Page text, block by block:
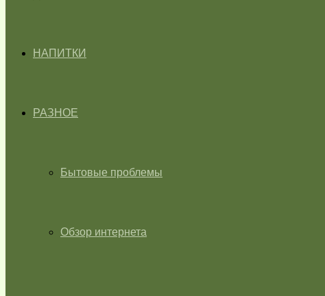
НАПИТКИ
РАЗНОЕ
Бытовые проблемы
Обзор интернета